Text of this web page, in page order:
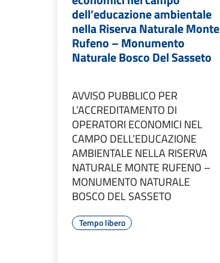
dell’educazione ambientale
nella Riserva Naturale Monte
Rufeno – Monumento
Naturale Bosco Del Sasseto
AVVISO PUBBLICO PER
L’ACCREDITAMENTO DI
OPERATORI ECONOMICI NEL
CAMPO DELL’EDUCAZIONE
AMBIENTALE NELLA RISERVA
NATURALE MONTE RUFENO –
MONUMENTO NATURALE
BOSCO DEL SASSETO
Tempo libero